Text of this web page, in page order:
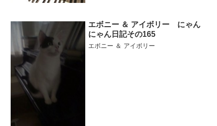
エボニー ＆ アイボリー にゃん
にゃん日記その165
エボニー ＆ アイボリー